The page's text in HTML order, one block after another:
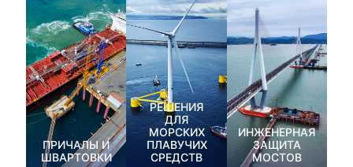
ПРИЧАЛЫ И
ШВАРТОВКИ
РЕШЕНИЯ
ДЛЯ
МОРСКИХ
ПЛАВУЧИХ
СРЕДСТВ
ИНЖЕНЕРНАЯ
ЗАЩИТА
МОСТОВ